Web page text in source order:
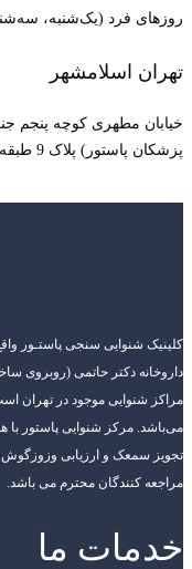
روزهای فرد (یک‌شنبه، سه‌شنبه و
تهران اسلامشهر
خیابان مطهری کوچه پنجم
پزشکان پاستور) پلاک 9 طبقه اول
کلینیک شنوایی سنجی پاستـور
مراکز شنوایی موجود در تهران
می‌باشد. مرکز شنوایی پاستور با
مراجعه کنندگان محترم می باشد.
خدمات ما